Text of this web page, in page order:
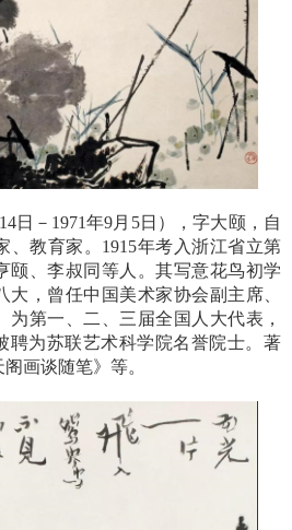
－1971年9月5日），字大颐，自
、教育家。1915年考入浙江省立第
颐、李叔同等人。其写意花鸟初学
，曾任中国美术家协会副主席、
为第一、二、三届全国人大代表，
聘为苏联艺术科学院名誉院士。著
画谈随笔》等。